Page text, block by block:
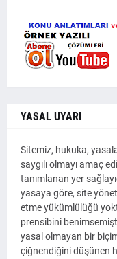
YASAL UYARI
Sitemiz, hukuka,
saygılı olmayı amaç
tanımlanan yer
yasaya göre, site
etme yükümlülüğü
prensibini
yasal olmayan bir
çiğnendiğini düşünen